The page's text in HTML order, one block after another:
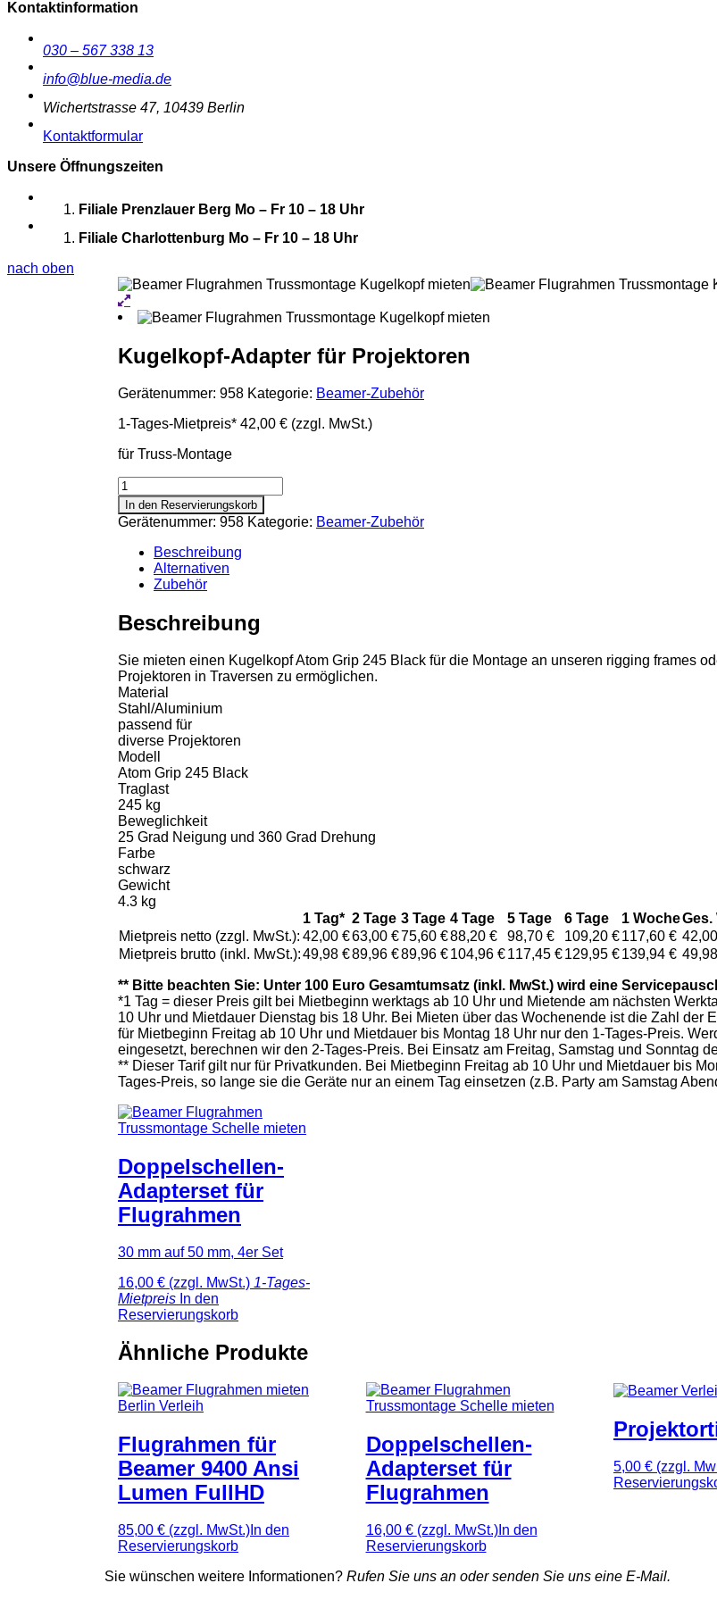
Kontaktinformation
030 – 567 338 13
info@blue-media.de
Wichertstrasse 47, 10439 Berlin
Kontaktformular
Unsere Öffnungszeiten
Filiale Prenzlauer Berg Mo – Fr 10 – 18 Uhr
Filiale Charlottenburg Mo – Fr 10 – 18 Uhr
nach oben
Kugelkopf-Adapter für Projektoren
Gerätenummer: 958 Kategorie: Beamer-Zubehör
1-Tages-Mietpreis* 42,00 € (zzgl. MwSt.)
für Truss-Montage
Kugelkopf-
Adapter
für
Projektoren
Menge
In den Reservierungskorb
Gerätenummer: 958 Kategorie: Beamer-Zubehör
Beschreibung
Alternativen
Zubehör
Beschreibung
Sie mieten einen Kugelkopf Atom Grip 245 Black für die Montage an unseren rigging frames
Projektoren in Traversen zu ermöglichen.
Material
Stahl/Aluminium
passend für
diverse Projektoren
Modell
Atom Grip 245 Black
Traglast
245 kg
Beweglichkeit
25 Grad Neigung und 360 Grad Drehung
Farbe
schwarz
Gewicht
4.3 kg
1 Tag* 2 Tage 3 Tage 4 Tage 5 Tage 6 Tage 1 WocheGes.
Mietpreis netto (zzgl. MwSt.): 42,00 €63,00 €75,60 €88,20 € 98,70 € 109,20 €117,60 €
Mietpreis brutto (inkl. MwSt.):49,98 €89,96 €89,96 €104,96 €117,45 €129,95 €139,94 €
** Bitte beachten Sie: Unter 100 Euro Gesamtumsatz (inkl. MwSt.) wird eine
*1 Tag = dieser Preis gilt bei Mietbeginn werktags ab 10 Uhr und Mietende am nächsten
10 Uhr und Mietdauer Dienstag bis 18 Uhr. Bei Mieten über das Wochenende ist die Zahl der
für Mietbeginn Freitag ab 10 Uhr und Mietdauer bis Montag 18 Uhr nur den 1-Tages-Preis.
eingesetzt, berechnen wir den 2-Tages-Preis. Bei Einsatz am Freitag, Samstag und Sonntag
** Dieser Tarif gilt nur für Privatkunden. Bei Mietbeginn Freitag ab 10 Uhr und Mietdauer bis
Tages-Preis, so lange sie die Geräte nur an einem Tag einsetzen (z.B. Party am Samstag
Doppelschellen-
Adapterset für
Flugrahmen
30 mm auf 50 mm, 4er Set
16,00 € (zzgl. MwSt.) 1-Tages-
Mietpreis In den
Reservierungskorb
Ähnliche Produkte
Flugrahmen für
Beamer 9400 Ansi
Lumen FullHD
85,00 € (zzgl. MwSt.) In den
Reservierungskorb
Doppelschellen-
Adapterset für
Flugrahmen
16,00 € (zzgl. MwSt.)In den
Reservierungskorb
5,00 € (zzgl.
Sie wünschen weitere Informationen? Rufen Sie uns an oder senden Sie uns eine E-Mail.